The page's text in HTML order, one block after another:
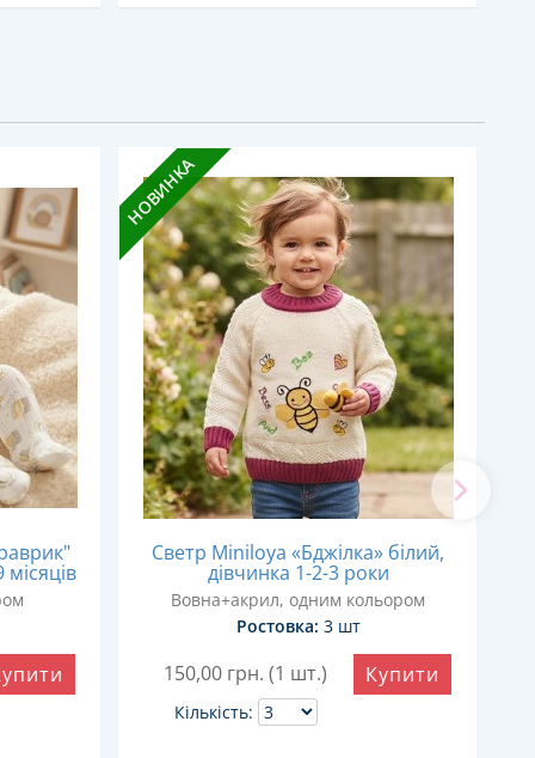
НОВИНКА
Светр Miniloya «Бджілка» білий,
дівчинка 1-2-3 роки
Вовна+акрил, одним кольором
Ростовка: 3 шт
150,00 грн. (1 шт.)
Кількість:
Купити